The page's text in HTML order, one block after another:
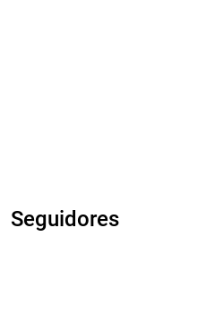
Seguidores